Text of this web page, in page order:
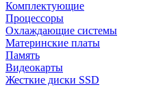
Комплектующие
Процессоры
Охлаждающие системы
Материнские платы
Память
Видеокарты
Жесткие диски SSD